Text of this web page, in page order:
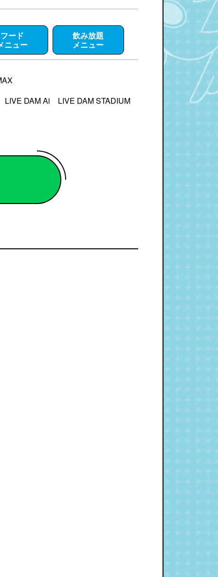
フード
ニュー
飲み放題
メニュー
LIVE DAM Ai LIVE DAM STADIUM